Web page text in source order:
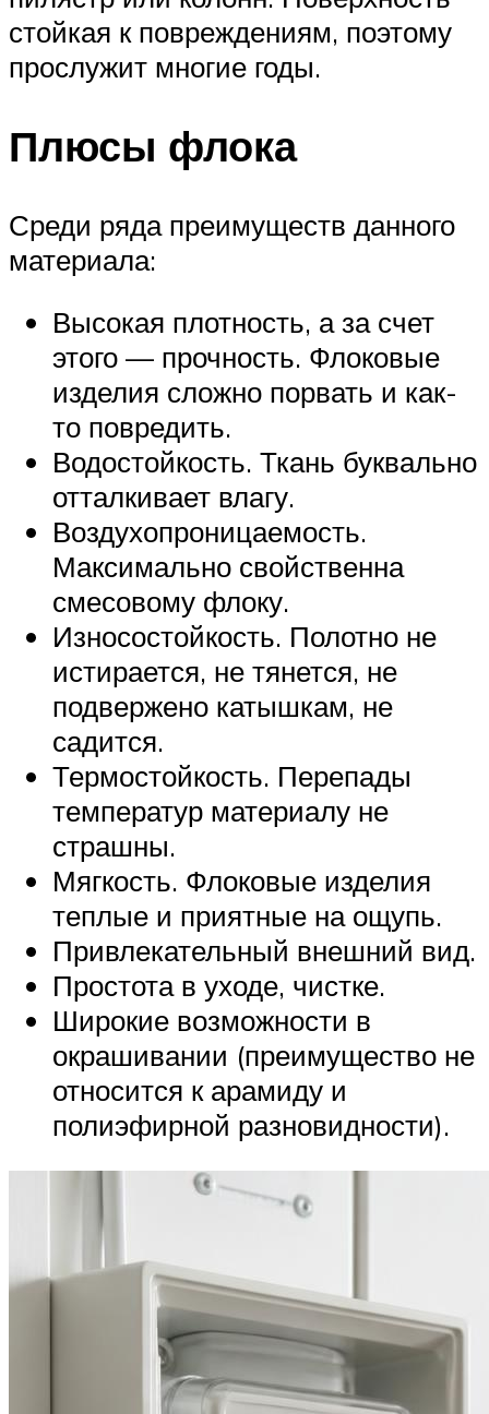
стойкая к повреждениям, поэтому
прослужит многие годы.
Плюсы флока
Среди ряда преимуществ данного
материала:
Высокая плотность, а за счет
этого — прочность. Флоковые
изделия сложно порвать и как-
то повредить.
Водостойкость. Ткань буквально
отталкивает влагу.
Воздухопроницаемость.
Максимально свойственна
смесовому флоку.
Износостойкость. Полотно не
истирается, не тянется, не
подвержено катышкам, не
садится.
Термостойкость. Перепады
температур материалу не
страшны.
Мягкость. Флоковые изделия
теплые и приятные на ощупь.
Привлекательный внешний вид.
Простота в уходе, чистке.
Широкие возможности в
окрашивании (преимущество не
относится к арамиду и
полиэфирной разновидности).